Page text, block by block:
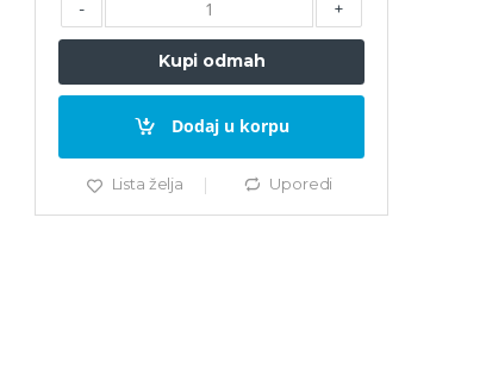
- +
Dodaj u korpu
Kupi odmah
Lista želja Uporedi